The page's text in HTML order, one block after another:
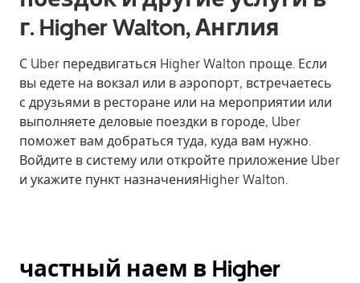
г. Higher Walton, Англия
С Uber передвигаться Higher Walton проще. Если
вы едете на вокзал или в аэропорт, встречаетесь
с друзьями в ресторане или на мероприятии или
выполняете деловые поездки в городе, Uber
поможет вам добраться туда, куда вам нужно.
Войдите в систему или откройте приложение Uber
и укажите пункт назначенияHigher Walton.
частный наем в Higher